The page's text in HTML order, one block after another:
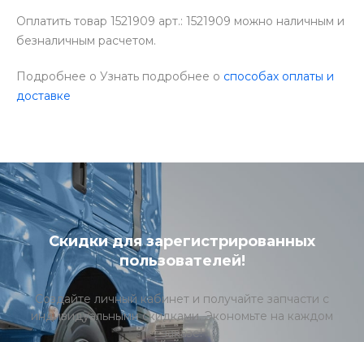
Оплатить товар 1521909 арт.: 1521909 можно наличным и
безналичным расчетом.
Подробнее о Узнать подробнее о способах оплаты и
доставке
Скидки для зарегистрированных
пользователей!
Создайте личный кабинет и получайте запчасти с
индивидуальными скидками. Экономьте на каждом
заказе!